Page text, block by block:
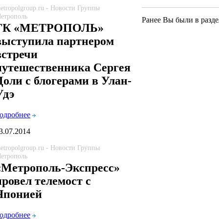
- Новости Группы
«МЕТРОПОЛЬ»
партнером
Сергея
с блогерами в Улан-
- Новости Группы
Экспресс»
телемост с
Ранее Вы были в